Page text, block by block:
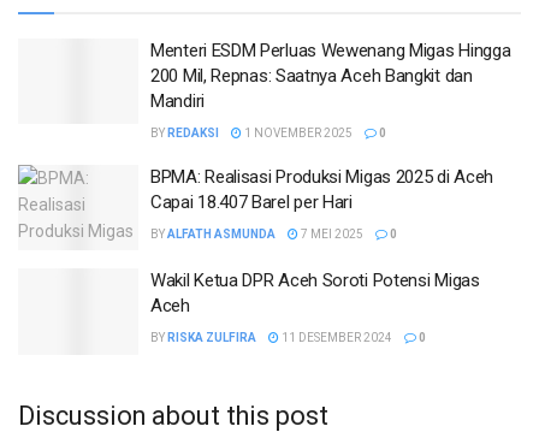
Menteri ESDM Perluas Wewenang Migas Hingga
200 Mil, Repnas: Saatnya Aceh Bangkit dan
Mandiri
BY REDAKSI 1 NOVEMBER 2025 0
BPMA: Realisasi Produksi Migas 2025 di Aceh
Capai 18.407 Barel per Hari
BYALFATH ASMUNDA 7 MEI 2025 0
Wakil Ketua DPR Aceh Soroti Potensi Migas
Aceh
BY RISKA ZULFIRA 11 DESEMBER 2024 0
Discussion about this post